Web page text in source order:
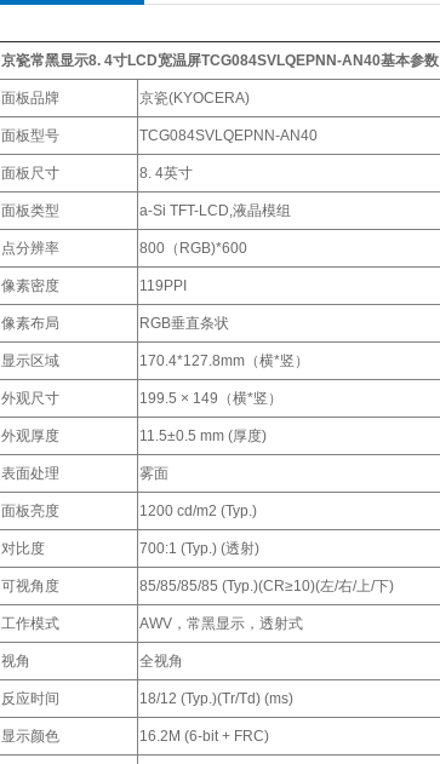
京瓷常黑显示8. 4寸LCD宽温屏TCG084SVLQEPNN-AN40基本参数
面板品牌 京瓷(KYOCERA)
面板型号 TCG084SVLQEPNN-AN40
面板尺寸 8. 4英寸
面板类型 a-Si TFT-LCD,液晶模组
点分辨率 800（RGB)*600
像素密度 119PPI
像素布局 RGB垂直条状
显示区域 170.4*127.8mm（横*竖）
外观尺寸 199.5 × 149（横*竖）
外观厚度 11.5±0.5 mm (厚度)
表面处理 雾面
面板亮度 1200 cd/m2 (Typ.)
对比度 700:1 (Typ.) (透射)
可视角度 85/85/85/85 (Typ.)(CR≥10)(左/右/上/下)
工作模式 AWV，常黑显示，透射式
视角 全视角
反应时间 18/12 (Typ.)(Tr/Td) (ms)
显示颜色 16.2M (6-bit + FRC)